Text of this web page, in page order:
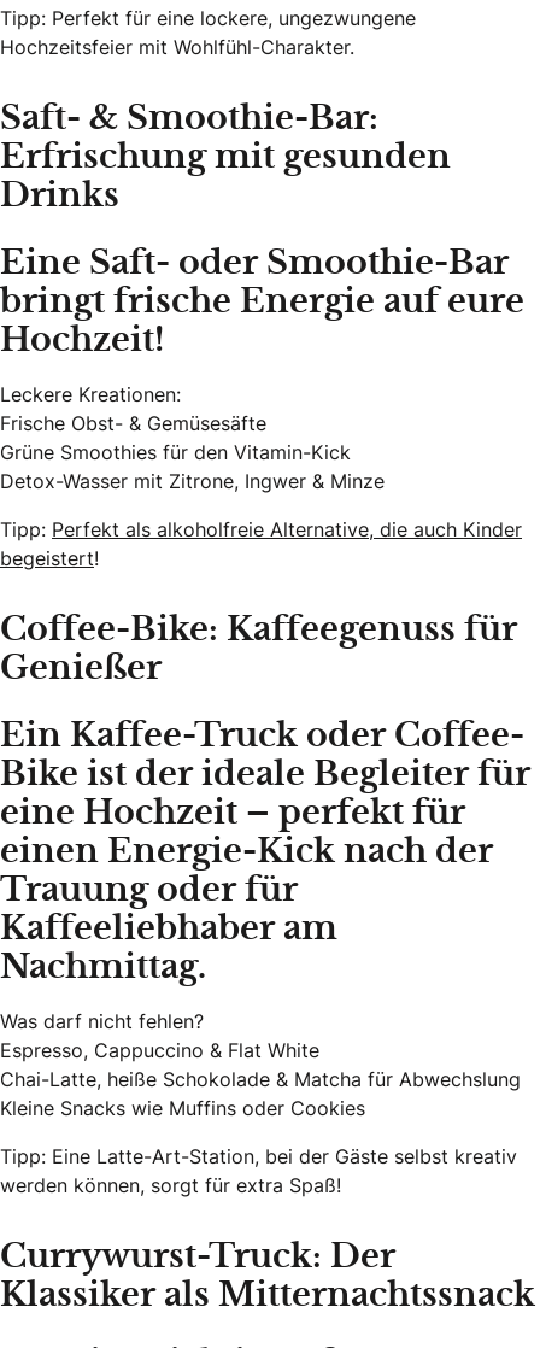
Tipp: Perfekt für eine lockere, ungezwungene
Hochzeitsfeier mit Wohlfühl-Charakter.
Saft- & Smoothie-Bar:
Erfrischung mit gesunden
Drinks
Eine Saft- oder Smoothie-Bar
bringt frische Energie auf eure
Hochzeit!
Leckere Kreationen:
Frische Obst- & Gemüsesäfte
Grüne Smoothies für den Vitamin-Kick
Detox-Wasser mit Zitrone, Ingwer & Minze
Tipp: Perfekt als alkoholfreie Alternative, die auch Kinder
begeistert!
Coffee-Bike: Kaffeegenuss für
Genießer
Ein Kaffee-Truck oder Coffee-
Bike ist der ideale Begleiter für
eine Hochzeit – perfekt für
einen Energie-Kick nach der
Trauung oder für
Kaffeeliebhaber am
Nachmittag.
Was darf nicht fehlen?
Espresso, Cappuccino & Flat White
Chai-Latte, heiße Schokolade & Matcha für Abwechslung
Kleine Snacks wie Muffins oder Cookies
Tipp: Eine Latte-Art-Station, bei der Gäste selbst kreativ
werden können, sorgt für extra Spaß!
Currywurst-Truck: Der
Klassiker als Mitternachtssnack